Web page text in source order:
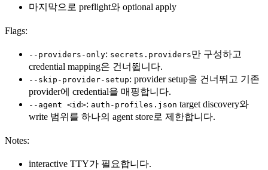
마지막으로 preflight와 optional apply
Flags:
--providers-only: secrets.providers만 구성하고
credential mapping은 건너뜁니다.
--skip-provider-setup: provider setup을 건너뛰고 기존
provider에 credential을 매핑합니다.
--agent <id>: auth-profiles.json target discovery와
write 범위를 하나의 agent store로 제한합니다.
Notes:
interactive TTY가 필요합니다.